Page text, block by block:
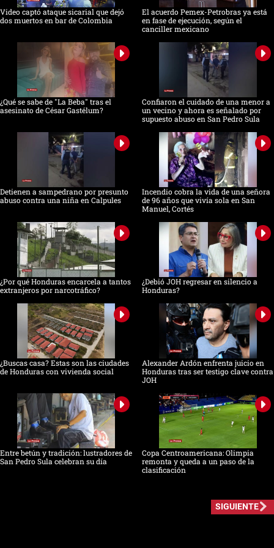
Video captó ataque sicarial que dejó
dos muertos en bar de Colombia
El acuerdo Pemex-Petrobras ya está
en fase de ejecución, según el
canciller mexicano
¿Qué se sabe de "La Beba" tras el
asesinato de César Gastélum?
Confiaron el cuidado de una menor a
un vecino y ahora es señalado por
supuesto abuso en San Pedro Sula
Detienen a sampedrano por presunto
abuso contra una niña en Calpules
Incendio cobra la vida de una señora
de 96 años que vivía sola en San
Manuel, Cortés
¿Por qué Honduras encarcela a tantos
extranjeros por narcotráfico?
¿Debió JOH regresar en silencio a
Honduras?
¿Buscas casa? Estas son las ciudades
de Honduras con vivienda social
Alexander Ardón enfrenta juicio en
Honduras tras ser testigo clave contra
JOH
Entre betún y tradición: lustradores de
San Pedro Sula celebran su día
Copa Centroamericana: Olimpia
remonta y queda a un paso de la
clasificación
SIGUIENTE